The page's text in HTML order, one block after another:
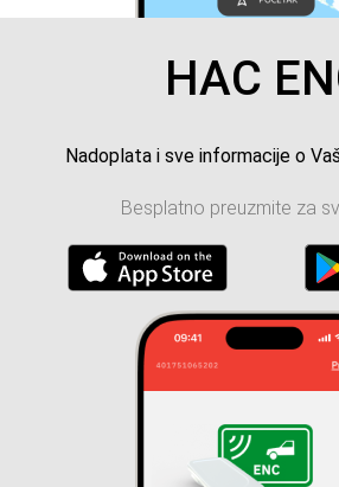
HAC
Nadoplata i sve informacije o
Besplatno preuzmite za